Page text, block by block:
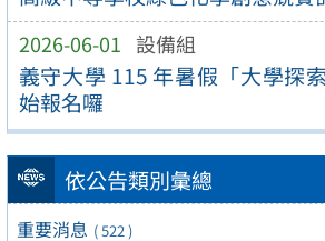
2026-06-01 設備組
義守大學 115 年暑假「大學探
始報名囉
依公告類別彙總
重要消息 ( 522 )